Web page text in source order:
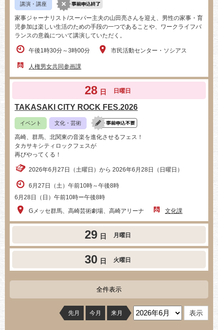
講演・講座
家事ジャーナリスト/スーパー主夫の山田亮さんを迎え、男性の家事・育
児参加は楽しい生活のための手段の一つであることや、ワークライフバ
ランスの意義について講演していただく。
午後1時30分～3時00分 市民活動センター・ソシアス
人権男女共同参画課
28 日 日曜日
TAKASAKI CITY ROCK FES.2026
イベント 文化・芸術
高崎、群馬、北関東の音楽を進化させるフェス！
タカサキシティロックフェスが
再びやってくる！
2026年6月27日（土曜日）から 2026年6月28日（日曜日）
6月27日（土）午前10時～午後8時
6月28日（日）午前10時ー午後8時
Gメッセ群馬、高崎芸術劇場、高崎アリーナ
文化課
29 日 月曜日
30 日 火曜日
全件表示
先月 今月 来月